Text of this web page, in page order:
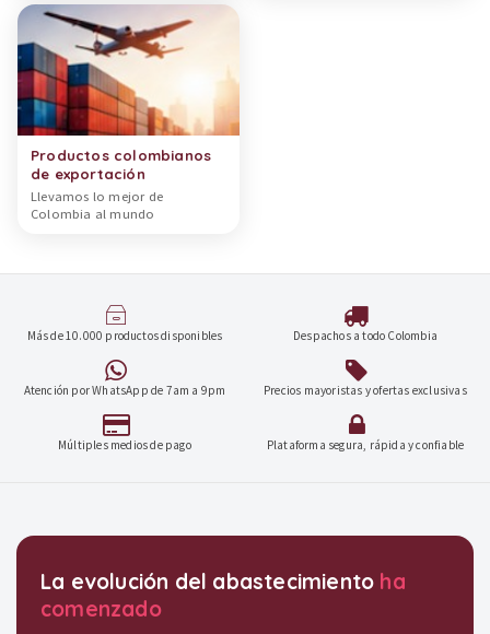
Productos colombianos
de exportación
Llevamos lo mejor de
Colombia al mundo
Más de 10.000 productos disponibles Despachos a todo Colombia
Atención por WhatsApp de 7am a 9pm Precios mayoristas y ofertas exclusivas
Múltiples medios de pago Plataforma segura, rápida y confiable
Destacados y soluciones
La evolución del abastecimiento ha
comenzado